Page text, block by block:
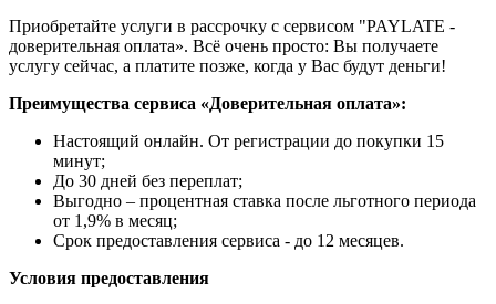
Приобретайте услуги в рассрочку с сервисом "PAYLATE -
доверительная оплата». Всё очень просто: Вы получаете
услугу сейчас, а платите позже, когда у Вас будут деньги!
Преимущества сервиса «Доверительная оплата»:
Настоящий онлайн. От регистрации до покупки 15
минут;
До 30 дней без переплат;
Выгодно – процентная ставка после льготного периода
от 1,9% в месяц;
Срок предоставления сервиса - до 12 месяцев.
Условия предоставления